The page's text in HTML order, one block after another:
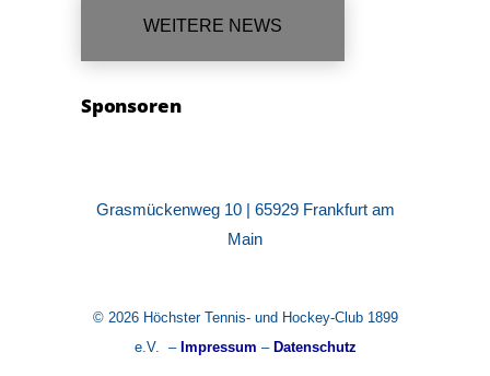
WEITERE NEWS
Sponsoren
Grasmückenweg 10 | 65929 Frankfurt am
Main
© 2026 Höchster Tennis- und Hockey-Club 1899
e.V. – Impressum – Datenschutz